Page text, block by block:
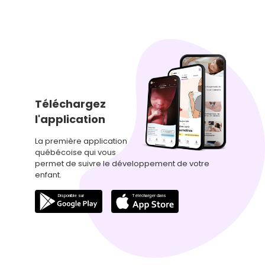
Téléchargez
l'application
La première application
québécoise qui vous
permet de suivre le développement de votre
enfant.